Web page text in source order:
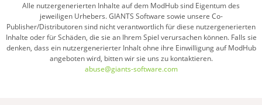
Alle nutzergenerierten Inhalte auf dem ModHub sind Eigentum des
jeweiligen Urhebers. GIANTS Software sowie unsere Co-
Publisher/Distributoren sind nicht verantwortlich für diese nutzergenerierten
Inhalte oder für Schäden, die sie an Ihrem Spiel verursachen können. Falls sie
denken, dass ein nutzergenerierter Inhalt ohne ihre Einwilligung auf ModHub
angeboten wird, bitten wir sie uns zu kontaktieren.
abuse@giants-software.com